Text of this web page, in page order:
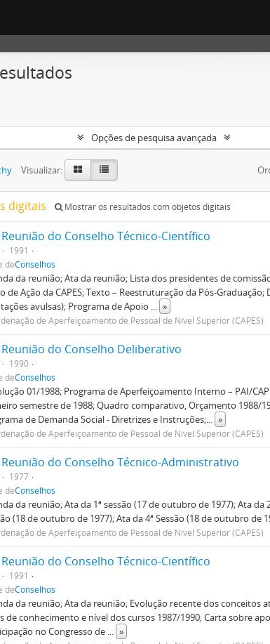
Opções de pesquisa avançada
Visualizar:
digitais Mostrar os resultados com objetos digitais
Reunião do Conselho Técnico-Científico
1991
deConselhos
da reunião; Ata da reunião; Lista dos presidentes de
de Ação da CAPES; Texto – Reestruturação da Pós-Graduação;
avulsas); Programa de Apoio ... »
de Aperfeiçoamento de Pessoal de Nível Superior (CAPES)
Reunião do Conselho Deliberativo
1990
deConselhos
01/1988; Programa de Aperfeiçoamento Interno – PAI/
semestre de 1988; Quadro comparativo, Orçamento 1988/
de Demanda Social - Diretrizes e Instruções;... »
de Aperfeiçoamento de Pessoal de Nível Superior (CAPES)
Reunião do Conselho Técnico-Administrativo
1977
deConselhos
da reunião; Ata da 1ª sessão (17 de outubro de 1977); Ata da
(18 de outubro de 1977); Ata da 4ª Sessão (18 de outubro de
de Aperfeiçoamento de Pessoal de Nível Superior (CAPES)
Reunião do Conselho Técnico-Científico
1991
deConselhos
da reunião; Ata da reunião; Evolução recente dos conceitos
de conhecimento e nível dos cursos 1987/1990; Carta sobre
no Congresso de ... »